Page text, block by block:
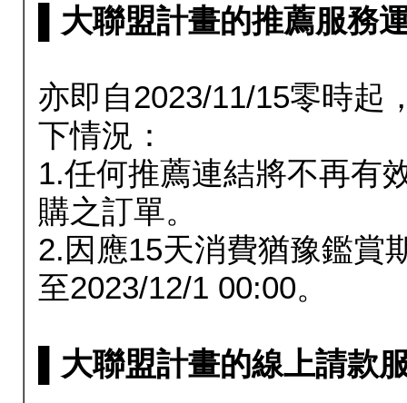
▌大聯盟計畫的推薦服務
亦即自2023/11/15零時起
下情況：
1.任何推薦連結將不再有
購之訂單。
2.因應15天消費猶豫鑑賞
至2023/12/1 00:00。
▌大聯盟計畫的線上請款